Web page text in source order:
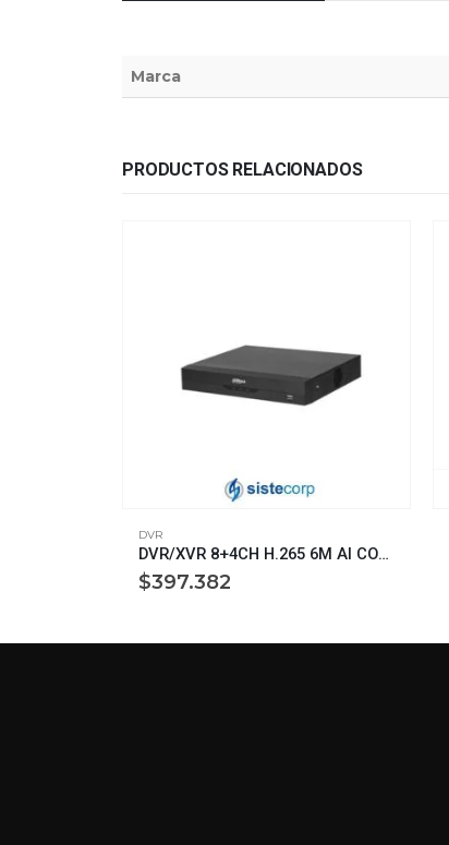
Marca
PRODUCTOS RELACIONADOS
DVR
DVR/XVR 8+4CH H.265 6M AI CODING 1 HDD – SMD PLUS 8CH – IVS 1CH – FR 1CH (XVR5108HS-I3)
$397.382